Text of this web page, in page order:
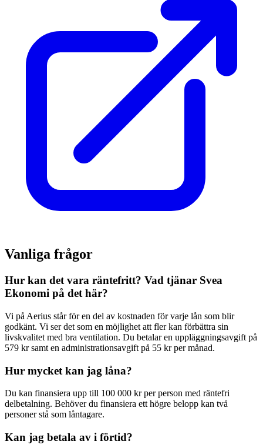
Vanliga frågor
Hur kan det vara räntefritt? Vad tjänar Svea
Ekonomi på det här?
Vi på Aerius står för en del av kostnaden för varje lån som blir
godkänt. Vi ser det som en möjlighet att fler kan förbättra sin
livskvalitet med bra ventilation. Du betalar en uppläggningsavgift på
579 kr samt en administrationsavgift på 55 kr per månad.
Hur mycket kan jag låna?
Du kan finansiera upp till 100 000 kr per person med räntefri
delbetalning. Behöver du finansiera ett högre belopp kan två
personer stå som låntagare.
Kan jag betala av i förtid?